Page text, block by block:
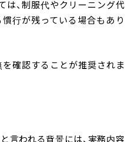
は、制服代やクリーニング代
行が残っている場合もあり
を確認することが推奨されま
言われる背景には、実務内容